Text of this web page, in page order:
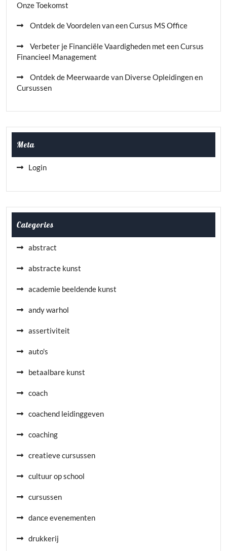
Onze Toekomst
Ontdek de Voordelen van een Cursus MS Office
Verbeter je Financiële Vaardigheden met een Cursus
Financieel Management
Ontdek de Meerwaarde van Diverse Opleidingen en
Cursussen
Meta
Login
Categories
abstract
abstracte kunst
academie beeldende kunst
andy warhol
assertiviteit
auto's
betaalbare kunst
coach
coachend leidinggeven
coaching
creatieve cursussen
cultuur op school
cursussen
dance evenementen
drukkerij